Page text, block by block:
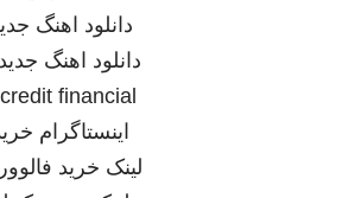
دانلود اهنگ
دانلود اهنگ جدید
financial
اینستاگرام
لینک خرید